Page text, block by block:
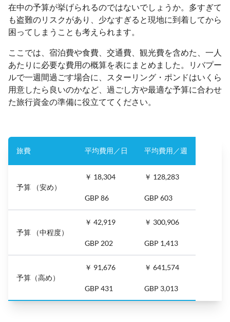
在中の予算が挙げられるのではないでしょうか。多すぎて
も盗難のリスクがあり、少なすぎると現地に到着してから
困ってしまうことも考えられます。
ここでは、宿泊費や食費、交通費、観光費を含めた、一人
あたりに必要な費用の概算を表にまとめました。リバプー
ルで一週間過ごす場合に、スターリング・ポンドはいくら
用意したら良いのかなど、過ごし方や最適な予算に合わせ
た旅行資金の準備に役立ててください。
旅費 平均費用／日 平均費用／週
予算 （安め）
￥ 18,304
GBP 86
￥ 128,283
GBP 603
予算 （中程度）
￥ 42,919
GBP 202
￥ 300,906
GBP 1,413
予算（高め）
￥ 91,676
GBP 431
￥ 641,574
GBP 3,013